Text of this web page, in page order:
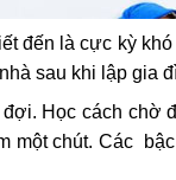
đến là cực kỳ
sau khi lập gia
Học cách chờ
một chút. Các